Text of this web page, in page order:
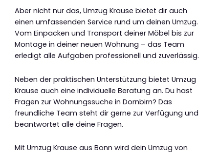
Aber nicht nur das, Umzug Krause bietet dir auch
einen umfassenden Service rund um deinen Umzug.
Vom Einpacken und Transport deiner Möbel bis zur
Montage in deiner neuen Wohnung – das Team
erledigt alle Aufgaben professionell und zuverlässig.
Neben der praktischen Unterstützung bietet Umzug
Krause auch eine individuelle Beratung an. Du hast
Fragen zur Wohnungssuche in Dornbirn? Das
freundliche Team steht dir gerne zur Verfügung und
beantwortet alle deine Fragen.
Mit Umzug Krause aus Bonn wird dein Umzug von